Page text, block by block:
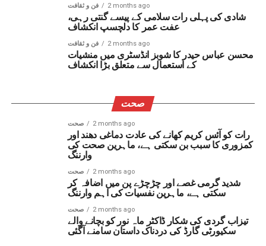
فن و ثقافت 2 months ago
شادی کی پہلی رات سلامی کے پیسے گنتی رہی،
عفت عمر کا دلچسپ انکشاف
فن و ثقافت 2 months ago
محسن عباس حیدر کا شوبز انڈسٹری میں منشیات
کے استعمال سے متعلق بڑا انکشاف
صحت
صحت 2 months ago
رات کو آئس کریم کھانے کی عادت دماغی دھند اور
کمزوری کا سبب بن سکتی ہے، ماہرین صحت کی
وارننگ
صحت 2 months ago
شدید گرمی غصے اور چڑچڑے پن میں اضافہ کر
سکتی ہے، ماہرین نفسیات کی اہم وارننگ
صحت 2 months ago
تیزاب گردی کی شکار ڈاکٹر ماہ نور کو بچانے والے
سکیورٹی گارڈ کی دردناک داستان سامنے آگئی